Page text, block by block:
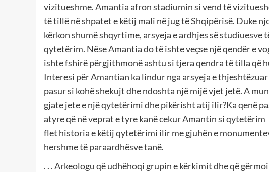
vizitueshme. Amantia afron stadiumin si vend të
të tillë në shpatet e këtij mali në jug të Shqipërisë. Duke
kërkon shumë shqyrtime, arsyeja e ardhjes së
qytetërim. Nëse Amantia do të ishte veçse një qendër e
ishte fshirë përgjithmonë ashtu si tjera qendra të tilla që
Interesi për Amantian ka lindur nga arsyeja e
pasur si kohë shekujt dhe ndoshta një mijë vjet jetë. A
gjate jete e një qytetërimi dhe pikërisht atij ilir?Ka qenë
atyre që në veprat e tyre kanë cekur Amantin si
flet historia e këtij qytetërimi ilir me gjuhën e
hershme të paraardhësve tanë.
. . . Arkeologu që udhëhoqi grupin e kërkimit dhe që